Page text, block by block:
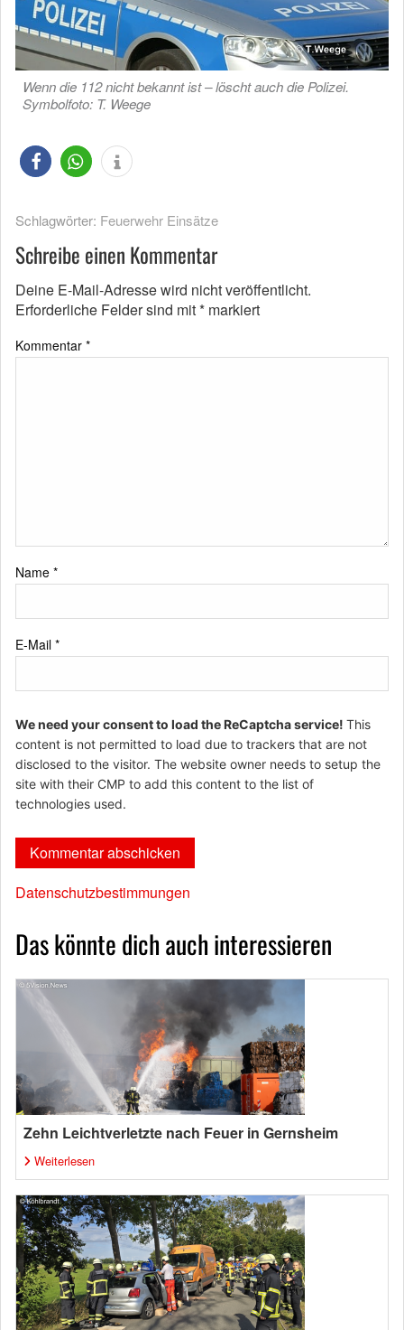
Wenn die 112 nicht bekannt ist – löscht auch die Polizei.
Symbolfoto: T. Weege
Schlagwörter: Feuerwehr Einsätze
Schreibe einen Kommentar
Deine E-Mail-Adresse wird nicht veröffentlicht.
Erforderliche Felder sind mit* markiert
Kommentar *
Name *
E-Mail *
We need your consent to load the ReCaptcha service! This
content is not permitted to load due to trackers that are not
disclosed to the visitor. The website owner needs to setup the
site with their CMP to add this content to the list of
technologies used.
Datenschutzbestimmungen
Das könnte dich auch interessieren
Zehn Leichtverletzte nach Feuer in Gernsheim
Weiterlesen